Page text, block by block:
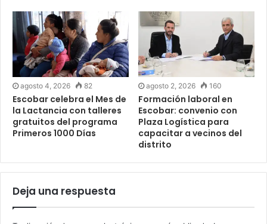
agosto 4, 2026 82
Escobar celebra el Mes de
la Lactancia con talleres
gratuitos del programa
Primeros 1000 Días
agosto 2, 2026 160
Formación laboral en
Escobar: convenio con
Plaza Logística para
capacitar a vecinos del
distrito
Deja una respuesta